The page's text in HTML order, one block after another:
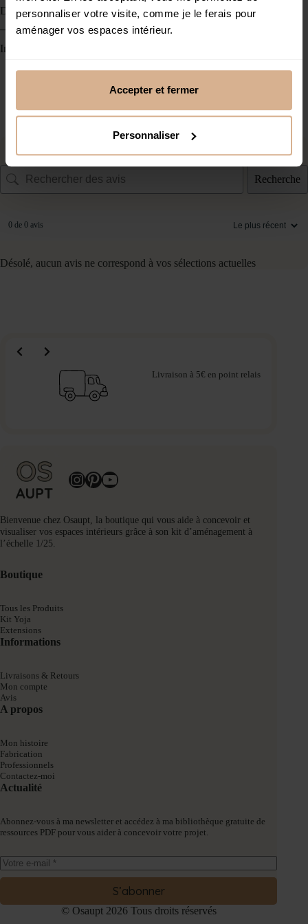
personnaliser votre visite, comme je le ferais pour
aménager vos espaces intérieur.
Accepter et fermer
Personnaliser
Description
Informations complémentaires
Avis clients
Recherche
0 de 0 avis
Désolé, aucun avis ne correspond à vos sélections actuelles
Livraison à 5€ en point relais
InstagramPinterest YouTube
Bienvenue chez Osaupt, la boutique qui vous aide à concevoir et
visualiser vos espaces intérieurs grâce à son kit d’aménagement à
l’échelle 1/25.
Boutique
Tous les Produits
Kit Yoja
Extensions
Informations
Livraisons & Retours
Mon compte
Avis
A propos
Mon histoire
Fabrication
Professionnels
Contactez-moi
Actualité
Abonnez-vous à ma newsletter et accédez à ma bibliothèque gratuite de
ressources PDF pour vous aider à concevoir votre projet.
S’abonner
© Osaupt 2026 Tous droits réservés